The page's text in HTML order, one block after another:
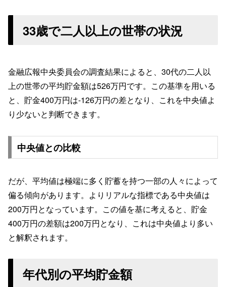
33歳で二人以上の世帯の状況
金融広報中央委員会の調査結果によると、30代の二人以
上の世帯の平均貯金額は526万円です。この基準を用いる
と、貯金400万円は-126万円の差となり、これを中央値よ
り少ないと判断できます。
中央値との比較
だが、平均値は極端に多く貯蓄を持つ一部の人々によって
偏る傾向があります。よりリアルな指標である中央値は
200万円となっています。この値を基に考えると、貯金
400万円の差額は200万円となり、これは中央値より多い
と解釈されます。
年代別の平均貯金額